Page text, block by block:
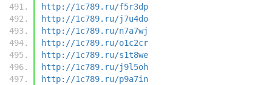
http://1c789.ru/f5r3dp
http://1c789.ru/j7u4do
http://1c789.ru/n7a7wj
http://1c789.ru/o1c2cr
http://1c789.ru/s1t8we
http://1c789.ru/j9l5oh
http://1c789.ru/p9a7in